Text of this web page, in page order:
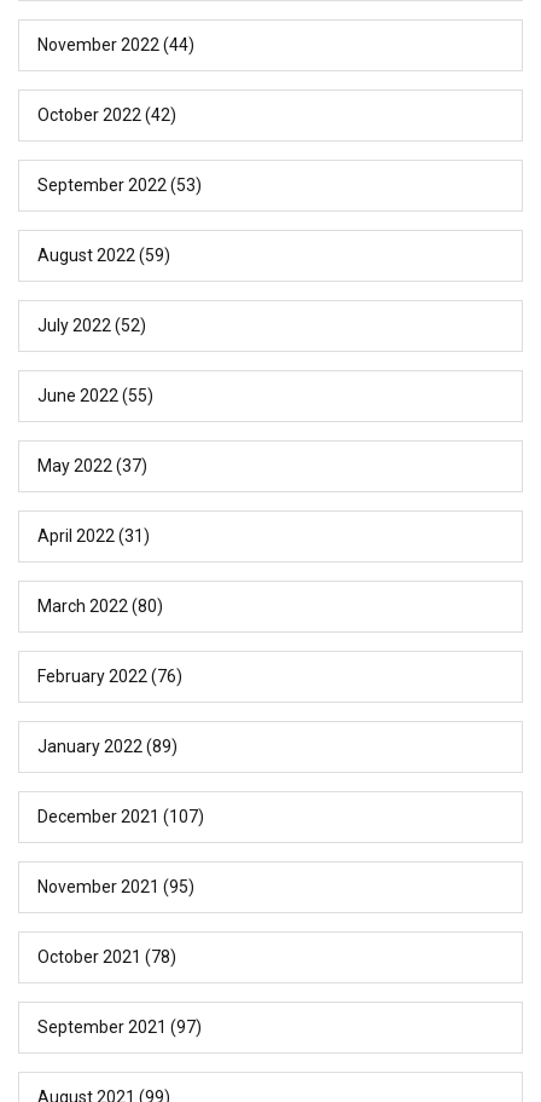
November 2022 (44)
October 2022 (42)
September 2022 (53)
August 2022 (59)
July 2022 (52)
June 2022 (55)
May 2022 (37)
April 2022 (31)
March 2022 (80)
February 2022 (76)
January 2022 (89)
December 2021 (107)
November 2021 (95)
October 2021 (78)
September 2021 (97)
August 2021 (99)